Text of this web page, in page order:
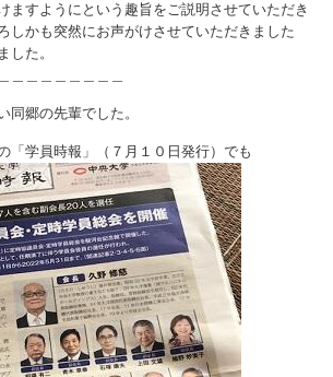
ますようにという趣旨をご説明させていただき
しかも突然にお声がけさせていただきました
した。
同郷の先輩でした。
「学員時報」（７月１０日発行）でも